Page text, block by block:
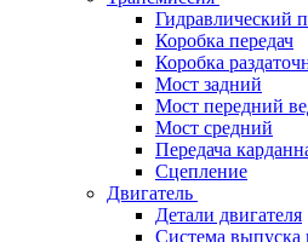
Гидравлический
Коробка передач
Коробка
Мост задний
Мост передний
Мост средний
Передача
Сцепление
Двигатель
Детали двигателя
Система выпуска